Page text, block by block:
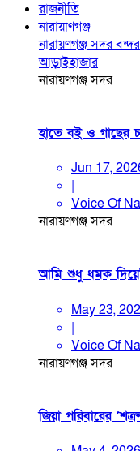
রাজনীতি
নারায়াণগঞ্জ
নারায়ণগঞ্জ সদর
আড়াইহাজার
নারায়ণগঞ্জ সদর
হাতে বই ও গাছের
Jun 17,
|
Voice Of
নারায়ণগঞ্জ সদর
আমি শুধু ধমক
May 23,
|
Voice Of
নারায়ণগঞ্জ সদর
জিয়া পরিবারের